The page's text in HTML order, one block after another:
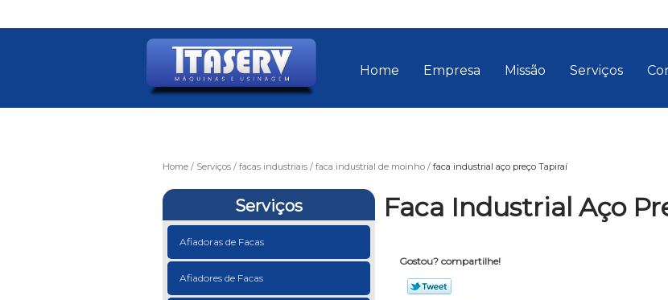
Home Empresa Missão Serviços
Home Serviços facas industriais faca industrial de moinho faca industrial aço preço Tapiraí
Serviços
Afiadoras de Facas
Afiadores de Facas
Faca Industrial Aço
Gostou? compartilhe!